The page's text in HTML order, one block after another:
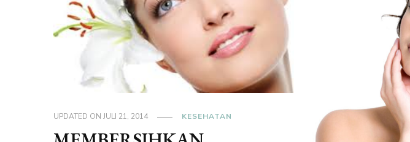
UPDATED ONJULI 21, 2014 KESEHATAN